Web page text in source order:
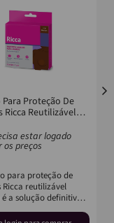
Proteção De
Ricca Reutilizável
estar logado
preços
para proteção de
reutilizável
a solução definitiva
deseja usar roupas